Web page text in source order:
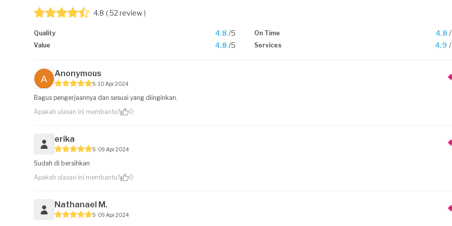
4.8 ( 52 review )
Quality 4.8 /5 On Time 4.8
Value 4.8 /5 Services 4.9
Anonymous
5 10 Apr 2024
Bagus pengerjaannya dan sesuai yang diinginkan.
Apakah ulasan ini membantu?
0
erika
5 09 Apr 2024
Sudah di bersihkan
Apakah ulasan ini membantu?
0
Nathanael M.
5 09 Apr 2024